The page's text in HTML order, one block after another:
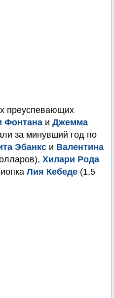
преуспевающих
Фонтана и Джемма
за минувший год по
Эбанкс и Валентина
Хилари Рода
Лия Кебеде (1,5